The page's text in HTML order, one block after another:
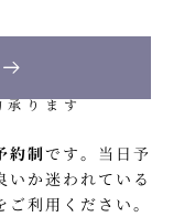
承ります
約制です。 当日予
いか迷われている
ご利用ください。